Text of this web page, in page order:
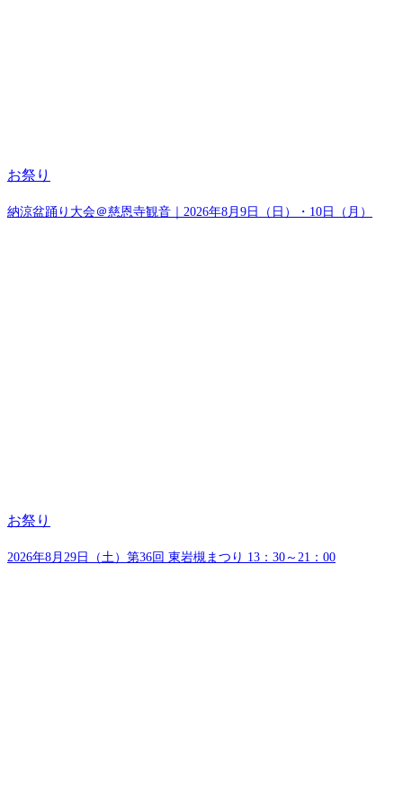
お祭り
納涼盆踊り大会＠慈恩寺観音｜2026年8月9日（日）・10日（月）
お祭り
2026年8月29日（土）第36回 東岩槻まつり 13：30～21：00